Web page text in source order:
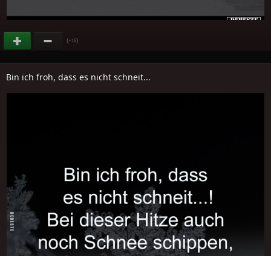
(+16)
Bin ich froh, dass es nicht schneit...